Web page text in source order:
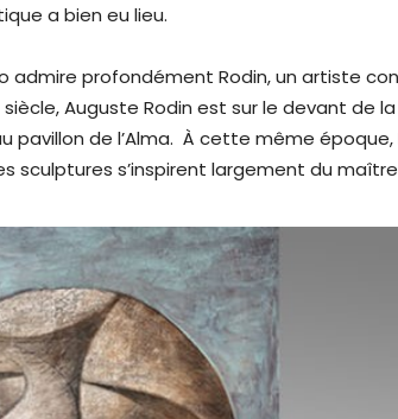
a bien eu lieu.
admire profondément Rodin, un artiste
siècle, Auguste Rodin est sur le devant de
pavillon de l’Alma. À cette même
sculptures s’inspirent largement du